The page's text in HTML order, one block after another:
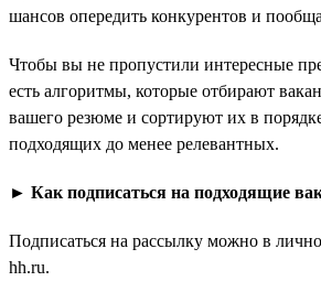
шансов опередить конкурентов и
Чтобы вы не пропустили интересные
есть алгоритмы, которые отбирают
вашего резюме и сортируют их в
подходящих до менее релевантных.
► Как подписаться на подходящие
Подписаться на рассылку можно в
hh.ru.